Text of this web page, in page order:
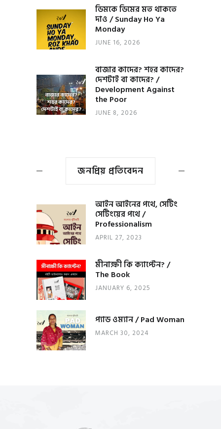
ডিমকে ডিমের মত থাকতে
দাও / Sunday Ho Ya
Monday
JUNE 16, 2026
বাজার কাদের? শহর কাদের?
দেশটাই বা কাদের? /
Development Against
the Poor
JUNE 8, 2026
জনপ্রিয় প্রতিবেদন
আইন আইনের পথে, সেটিং
সেটিংয়ের পথে /
Professionalism
APRIL 27, 2023
মীনাক্ষী কি ক্যাপ্টেন? /
The Book
JANUARY 6, 2025
প্যাড ওম্যান / Pad Woman
MARCH 30, 2024